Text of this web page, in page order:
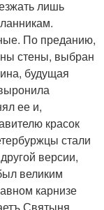
лишь
По преданию,
стены, выбран
будущая
ее и,
красок
стали
версии,
великим
карнизе